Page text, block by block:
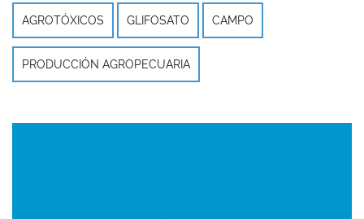
AGROTÓXICOS GLIFOSATO CAMPO
PRODUCCIÓN AGROPECUARIA